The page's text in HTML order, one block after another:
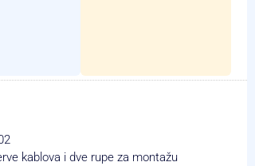
kablova i dve rupe za montažu